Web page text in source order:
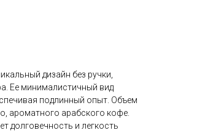
дизайн без ручки,
Ее минималистичный вид
подлинный опыт. Объем
ароматного арабского кофе.
долговечность и легкость